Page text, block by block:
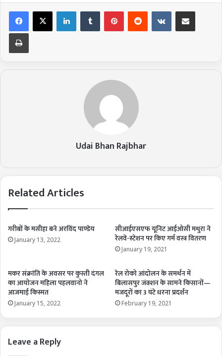
LinkedIn VKontakte
Udai Bhan Rajbhar
Related Articles
गरीबों के मसीहा बने अरविंद पाण्डेय
January 13, 2022
सीआईएसएफ यूनिट आईओसी मथुरा ने
रेलवे-स्टेशन पर किए गर्म वस्त्र वितरण
January 19, 2021
मकर संक्रांति के अवसर पर कुस्ती दंगल
का आयोजन महिला पहलवानो ने
आजमाई किस्मत
January 15, 2022
रेल रोको आंदोलन के समर्थन में
बिलासपुर जंक्शन के सामने किसानों—
मजदूरों का 3 घंटे धरना प्रदर्शन
February 19, 2021
Leave a Reply